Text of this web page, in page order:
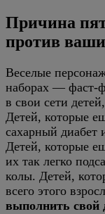
Причина
против
Веселые
наборах — фаст-
в свои сети
Детей, которые
сахарный диабет
Детей, которые
их так легко
колы. Детей,
всего этого
выполнить свой